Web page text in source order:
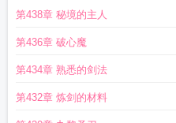
第438章 秘境的主人
第436章 破心魔
第434章 熟悉的剑法
第432章 炼剑的材料